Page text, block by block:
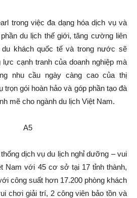
trong việc đa dạng hóa dịch vụ và
du lịch thế giới, tăng cường liên
khách quốc tế và trong nước sẽ
lực cạnh tranh của doanh nghiệp mà
nhu cầu ngày càng cao của thị
gói hoàn hảo và góp phần tạo đà
mẽ cho ngành du lịch Việt Nam.
dịch vụ du lịch nghỉ dưỡng – vui
Nam với 45 cơ sở tại 17 tỉnh thành,
công suất hơn 17.200 phòng khách
chơi giải trí, 2 công viên bảo tồn và